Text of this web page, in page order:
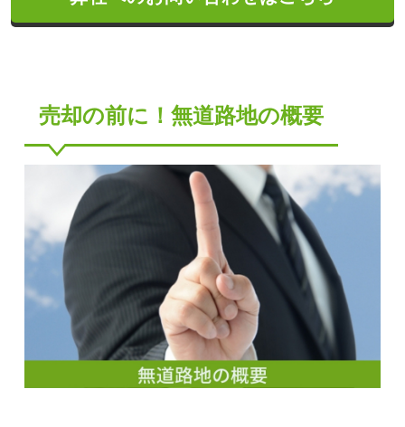
売却の前に！無道路地の概要